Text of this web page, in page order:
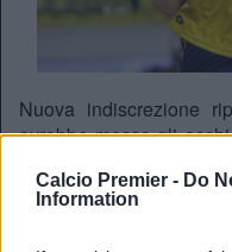
Calcio Premier - Do
Information
Nuova indiscrezione
avrebbe messo gli
degli Spurs sarebbe
portale spagnolo, i
dell’Atletico Madrid